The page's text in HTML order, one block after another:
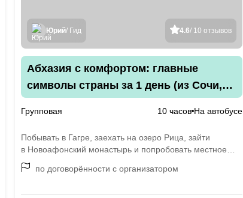
4.6/ 10 отзывов
Юрий/ Гид
Абхазия с комфортом: главные
символы страны за 1 день (из Сочи,
Групповая 10 часов На автобусе
Побывать в Гагре, заехать на озеро Рица, зайти
в Новоафонский монастырь и попробовать местное
вино
по договорённости с организатором